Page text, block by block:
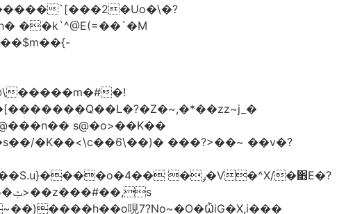
`[���2�Uo�\�?
�����m�#�!
s@�o>��K��
���?>��~ ��v�?